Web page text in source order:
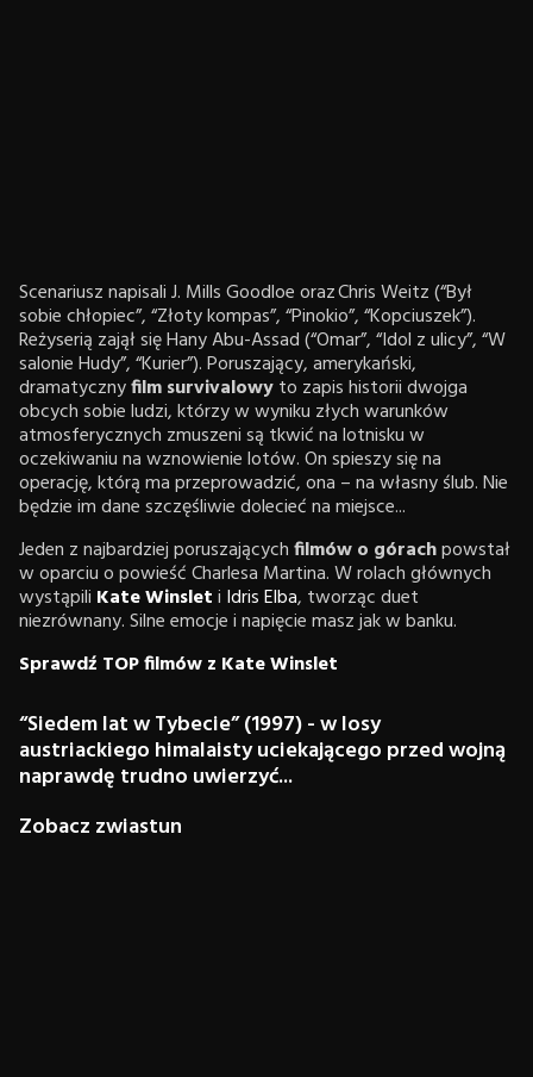
Scenariusz napisali J. Mills Goodloe oraz Chris Weitz (“Był
sobie chłopiec”, “Złoty kompas”, “Pinokio”, “Kopciuszek”).
Reżyserią zajął się Hany Abu-Assad (“Omar”, “Idol z ulicy”, “W
salonie Hudy”, “Kurier”). Poruszający, amerykański,
dramatycznyfilm survivalowyto zapis historii dwojga
obcych sobie ludzi, którzy w wyniku złych warunków
atmosferycznych zmuszeni są tkwić na lotnisku w
oczekiwaniu na wznowienie lotów. On spieszy się na
operację, którą ma przeprowadzić, ona – na własny ślub. Nie
będzie im dane szczęśliwie dolecieć na miejsce...
Jeden z najbardziej poruszającychfilmów o górachpowstał
w oparciu o powieść Charlesa Martina. W rolach głównych
wystąpili Kate Winsleti Idris Elba, tworząc duet
niezrównany. Silne emocje i napięcie masz jak w banku.
Sprawdź TOP filmów z Kate Winslet
“Siedem lat w Tybecie” (1997) - w losy
austriackiego himalaisty uciekającego przed wojną
naprawdę trudno uwierzyć...
Zobacz zwiastun